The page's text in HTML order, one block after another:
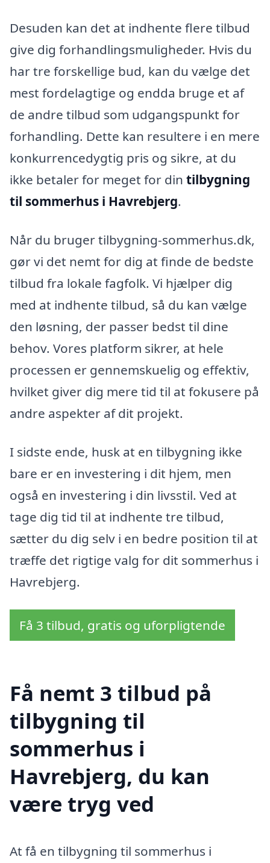
Desuden kan det at indhente flere tilbud
give dig forhandlingsmuligheder. Hvis du
har tre forskellige bud, kan du vælge det
mest fordelagtige og endda bruge et af
de andre tilbud som udgangspunkt for
forhandling. Dette kan resultere i en mere
konkurrencedygtig pris og sikre, at du
ikke betaler for meget for din tilbygning
til sommerhus i Havrebjerg.
Når du bruger tilbygning-sommerhus.dk,
gør vi det nemt for dig at finde de bedste
tilbud fra lokale fagfolk. Vi hjælper dig
med at indhente tilbud, så du kan vælge
den løsning, der passer bedst til dine
behov. Vores platform sikrer, at hele
processen er gennemskuelig og effektiv,
hvilket giver dig mere tid til at fokusere på
andre aspekter af dit projekt.
I sidste ende, husk at en tilbygning ikke
bare er en investering i dit hjem, men
også en investering i din livsstil. Ved at
tage dig tid til at indhente tre tilbud,
sætter du dig selv i en bedre position til at
træffe det rigtige valg for dit sommerhus i
Havrebjerg.
Få 3 tilbud, gratis og uforpligtende
Få nemt 3 tilbud på
tilbygning til
sommerhus i
Havrebjerg, du kan
være tryg ved
At få en tilbygning til sommerhus i